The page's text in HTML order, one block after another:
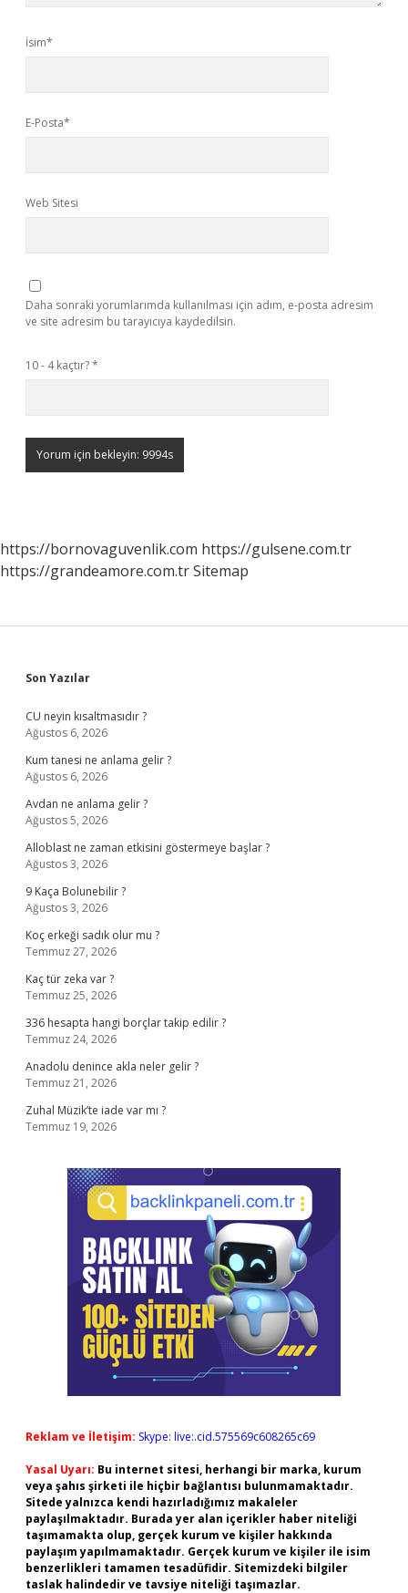
İsim*
E-Posta*
Web Sitesi
Daha sonraki yorumlarımda kullanılması için adım, e-posta adresim
ve site adresim bu tarayıcıya kaydedilsin.
10 - 4 kaçtır?*
https://bornovaguvenlik.com https://gulsene.com.tr
https://grandeamore.com.trSitemap
Sidebar
Son Yazılar
CU neyin kısaltmasıdır ?
Ağustos 6, 2026
Kum tanesi ne anlama gelir ?
Ağustos 6, 2026
Avdan ne anlama gelir ?
Ağustos 5, 2026
Alloblast ne zaman etkisini göstermeye başlar ?
Ağustos 3, 2026
9 Kaça Bolunebilir ?
Ağustos 3, 2026
Koç erkeği sadık olur mu ?
Temmuz 27, 2026
Kaç tür zeka var ?
Temmuz 25, 2026
336 hesapta hangi borçlar takip edilir ?
Temmuz 24, 2026
Anadolu denince akla neler gelir ?
Temmuz 21, 2026
Zuhal Müzik’te iade var mı ?
Temmuz 19, 2026
Reklam ve İletişim: Skype: live:.cid.575569c608265c69
Yasal Uyarı: Bu internet sitesi, herhangi bir marka, kurum
veya şahıs şirketi ile hiçbir bağlantısı bulunmamaktadır.
Sitede yalnızca kendi hazırladığımız makaleler
paylaşılmaktadır. Burada yer alan içerikler haber niteliği
taşımamakta olup, gerçek kurum ve kişiler hakkında
paylaşım yapılmamaktadır. Gerçek kurum ve kişiler ile isim
benzerlikleri tamamen tesadüfidir. Sitemizdeki bilgiler
taslak halindedir ve tavsiye niteliği taşımazlar.